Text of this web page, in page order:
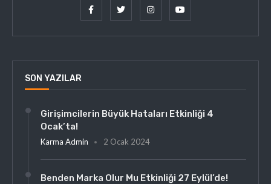
SON YAZILAR
Girişimcilerin Büyük Hataları Etkinliği 4
Ocak’ta!
Karma Admin 2 Ocak 2024
Benden Marka Olur Mu Etkinliği 27 Eylül’de!